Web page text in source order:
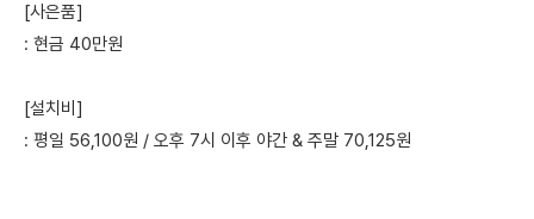
[사은품]
: 현금 40만원
[설치비]
: 평일 56,100원 / 오후 7시 이후 야간 & 주말 70,125원